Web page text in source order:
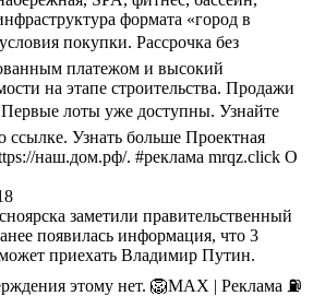
формата «город в
покупки. Рассрочка без
платежом и высокий
на этапе строительства. Продажи
лоты уже доступны. Узнайте
ссылке. Узнать больше Проектная
наш.дом.рф/. #реклама mrqz.click О
заметили правительственный
появилась информация, что 3
приехать Владимир Путин.
этому нет. 🦁MAX | Реклама ⛽️